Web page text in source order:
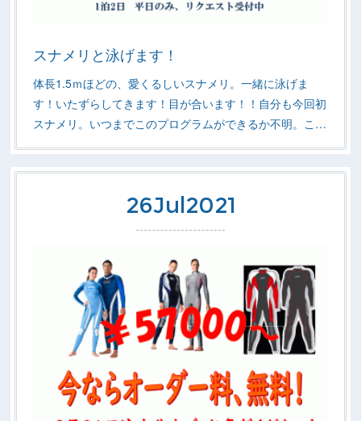
スナメリと泳げます！
体長1.5ｍほどの、愛くるしいスナメリ。一緒に泳げま
す！いたずらしてきます！目が合います！！自分も今回初
スナメリ。いつまでこのプログラムができるか不明。こ…
26Jul2021